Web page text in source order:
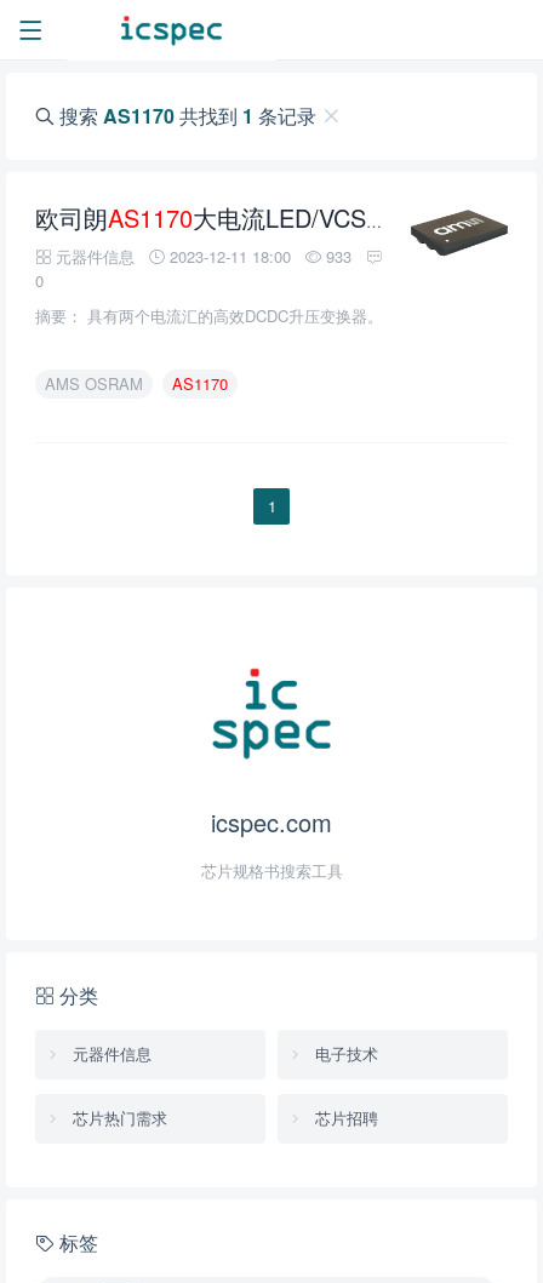
搜索 AS1170共找到 1 条记录
欧司朗AS1170大电流LED/VCSEL驱动芯片的介绍、特性、及应用
元器件信息 2023-12-11 18:00
933
0
摘要： 具有两个电流汇的高效DCDC升压变换器。
AMS OSRAM AS1170
1
icspec.com
芯片规格书搜索工具
分类
元器件信息 电子技术
芯片热门需求 芯片招聘
标签